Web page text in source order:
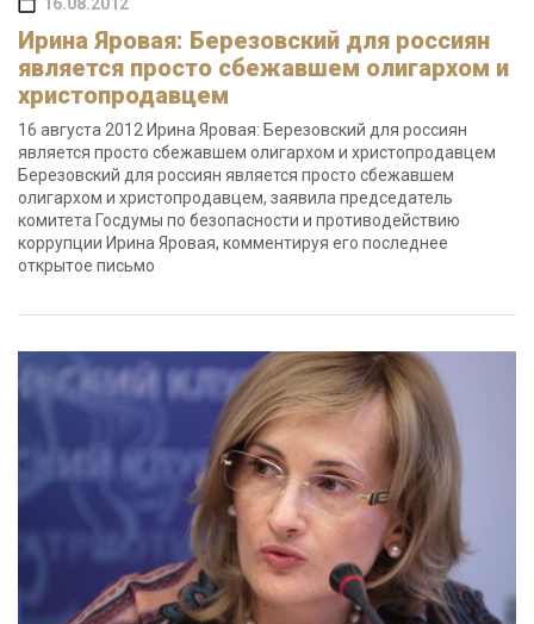
Ирина Яровая: Березовский для россиян
является просто сбежавшем олигархом и
христопродавцем
16 августа 2012 Ирина Яровая: Березовский для россиян
является просто сбежавшем олигархом и христопродавцем
Березовский для россиян является просто сбежавшем
олигархом и христопродавцем, заявила председатель
комитета Госдумы по безопасности и противодействию
коррупции Ирина Яровая, комментируя его последнее
открытое письмо